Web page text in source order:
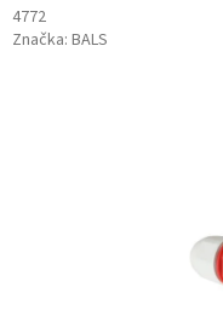
4772
Značka: BALS